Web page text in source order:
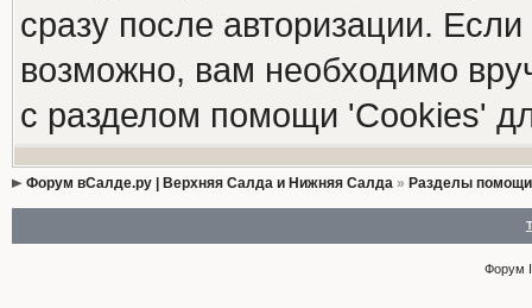
сразу после авторизации.
возможно, вам необходимо
с разделом помощи 'Cookies'
Форум вСалде.ру | Верхняя Салда и Нижняя Салда» Разделы
Форум